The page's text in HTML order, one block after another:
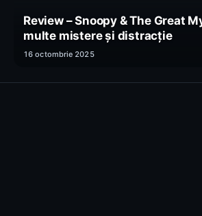
Review – Snoopy & The Great
multe mistere și distracție
16 octombrie 2025